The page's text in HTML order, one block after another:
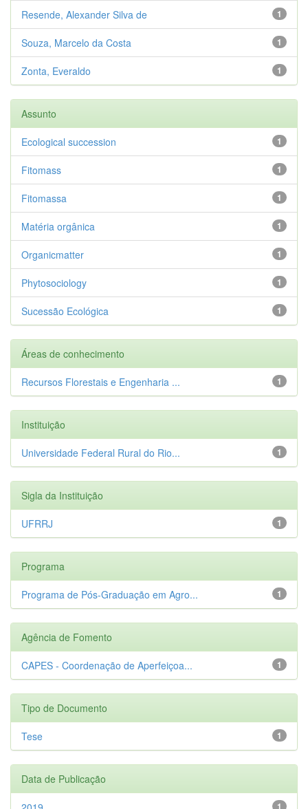
1
Resende, Alexander Silva de
1
Souza, Marcelo da Costa
1
Zonta, Everaldo
Assunto
1
Ecological succession
1
Fitomass
1
Fitomassa
1
Matéria orgânica
1
Organicmatter
1
Phytosociology
1
Sucessão Ecológica
Áreas de conhecimento
1
Recursos Florestais e Engenharia ...
Instituição
1
Universidade Federal Rural do Rio...
Sigla da Instituição
1
UFRRJ
Programa
1
Programa de Pós-Graduação em Agro...
Agência de Fomento
1
CAPES - Coordenação de Aperfeiçoa...
Tipo de Documento
1
Tese
Data de Publicação
1